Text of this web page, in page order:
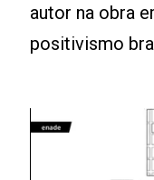
autor na obra
positivismo